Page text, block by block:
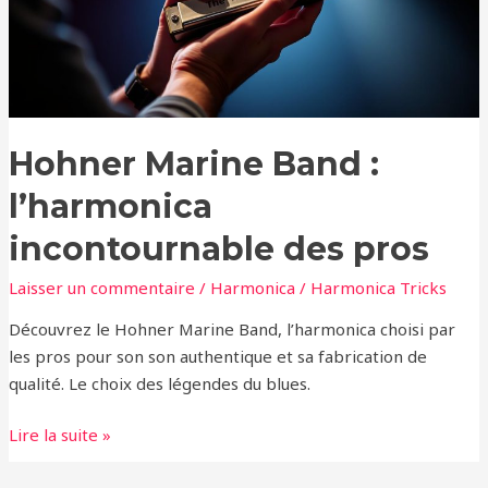
Hohner Marine Band :
l’harmonica
incontournable des pros
Laisser un commentaire / Harmonica / Harmonica Tricks
Découvrez le Hohner Marine Band, l’harmonica choisi par
les pros pour son son authentique et sa fabrication de
qualité. Le choix des légendes du blues.
Lire la suite »